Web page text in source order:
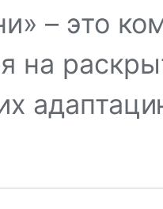
– это
на